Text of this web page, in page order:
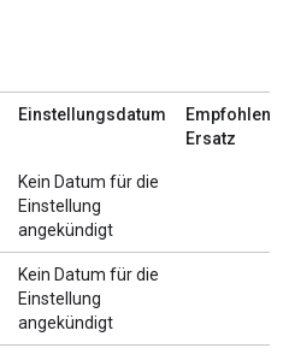
Einstellungsdatum
Empfohlener
Ersatz
Kein Datum für die
Einstellung
angekündigt
Kein Datum für die
Einstellung
angekündigt